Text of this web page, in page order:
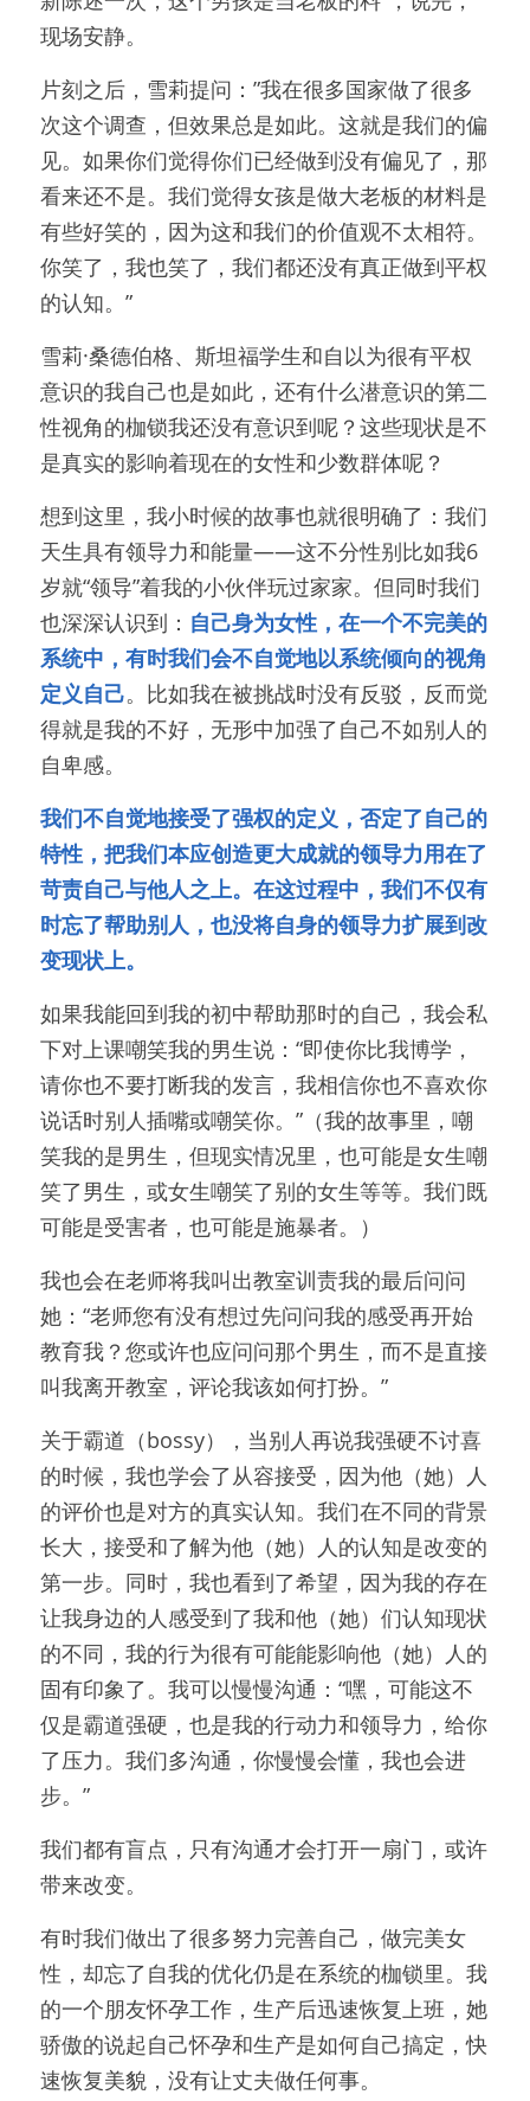
现场安静。
片刻之后，雪莉提问：”我在很多国家做了很多
次这个调查，但效果总是如此。这就是我们的偏
见。如果你们觉得你们已经做到没有偏见了，那
看来还不是。我们觉得女孩是做大老板的材料是
有些好笑的，因为这和我们的价值观不太相符。
你笑了，我也笑了，我们都还没有真正做到平权
的认知。”
雪莉·桑德伯格、斯坦福学生和自以为很有平权
意识的我自己也是如此，还有什么潜意识的第二
性视角的枷锁我还没有意识到呢？这些现状是不
是真实的影响着现在的女性和少数群体呢？
想到这里，我小时候的故事也就很明确了：我们
天生具有领导力和能量——这不分性别比如我6
岁就“领导”着我的小伙伴玩过家家。但同时我们
也深深认识到： 自己身为女性，在一个不完美的
系统中，有时我们会不自觉地以系统倾向的视角
定义自己。比如我在被挑战时没有反驳，反而觉
得就是我的不好，无形中加强了自己不如别人的
自卑感。
我们不自觉地接受了强权的定义，否定了自己的
特性，把我们本应创造更大成就的领导力用在了
苛责自己与他人之上。在这过程中，我们不仅有
时忘了帮助别人，也没将自身的领导力扩展到改
变现状上。
如果我能回到我的初中帮助那时的自己，我会私
下对上课嘲笑我的男生说：“即使你比我博学，
请你也不要打断我的发言，我相信你也不喜欢你
说话时别人插嘴或嘲笑你。”（我的故事里，嘲
笑我的是男生，但现实情况里，也可能是女生嘲
笑了男生，或女生嘲笑了别的女生等等。我们既
可能是受害者，也可能是施暴者。）
我也会在老师将我叫出教室训责我的最后问问
她：“老师您有没有想过先问问我的感受再开始
教育我？您或许也应问问那个男生，而不是直接
叫我离开教室，评论我该如何打扮。”
关于霸道（bossy），当别人再说我强硬不讨喜
的时候，我也学会了从容接受，因为他（她）人
的评价也是对方的真实认知。我们在不同的背景
长大，接受和了解为他（她）人的认知是改变的
第一步。同时，我也看到了希望，因为我的存在
让我身边的人感受到了我和他（她）们认知现状
的不同，我的行为很有可能能影响他（她）人的
固有印象了。我可以慢慢沟通：“嘿，可能这不
仅是霸道强硬，也是我的行动力和领导力，给你
了压力。我们多沟通，你慢慢会懂，我也会进
步。”
我们都有盲点，只有沟通才会打开一扇门，或许
带来改变。
有时我们做出了很多努力完善自己，做完美女
性，却忘了自我的优化仍是在系统的枷锁里。我
的一个朋友怀孕工作，生产后迅速恢复上班，她
骄傲的说起自己怀孕和生产是如何自己搞定，快
速恢复美貌，没有让丈夫做任何事。